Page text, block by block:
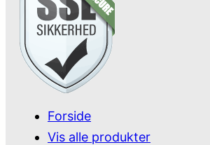
Forside
Vis alle produkter